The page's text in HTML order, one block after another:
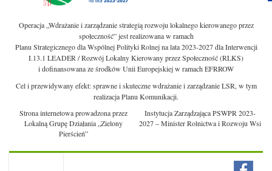
Operacja „Wdrażanie i zarządzanie strategią rozwoju lokalnego kierowanego przez
społeczność” jest realizowana w ramach
Planu Strategicznego dla Wspólnej Polityki Rolnej na lata 2023-2027 dla Interwencji
I.13.1 LEADER / Rozwój Lokalny Kierowany przez Społeczność (RLKS)
i dofinansowana ze środków Unii Europejskiej w ramach EFRROW
Cel i przewidywany efekt: sprawne i skuteczne wdrażanie i zarządzanie LSR, w tym
realizacja Planu Komunikacji.
Strona internetowa prowadzona przez
Lokalną Grupę Działania „Zielony
Pierścień”
Instytucja Zarządzająca PSWPR 2023-
2027 – Minister Rolnictwa i Rozwoju Wsi